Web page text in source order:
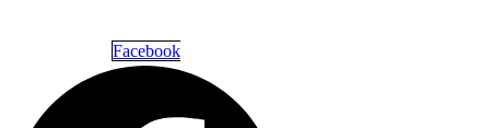
Facebook